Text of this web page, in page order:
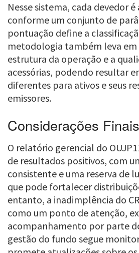
Nesse sistema, cada devedor
conforme um conjunto de
pontuação define a
metodologia também leva em
estrutura da operação e a
acessórias, podendo resultar
diferentes para ativos e seus
emissores.
Considerações Finais
O relatório gerencial do
de resultados positivos, com
consistente e uma reserva de
que pode fortalecer
entanto, a inadimplência do
como um ponto de atenção,
acompanhamento por parte
gestão do fundo segue